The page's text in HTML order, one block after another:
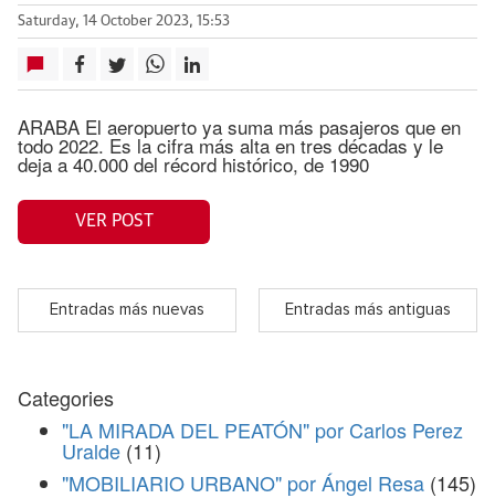
Saturday, 14 October 2023, 15:53
ARABA El aeropuerto ya suma más pasajeros que en
todo 2022. Es la cifra más alta en tres décadas y le
deja a 40.000 del récord histórico, de 1990
VER POST
Entradas más nuevas Entradas más antiguas
Categories
"LA MIRADA DEL PEATÓN" por Carlos Perez
Uralde (11)
"MOBILIARIO URBANO" por Ángel Resa (145)